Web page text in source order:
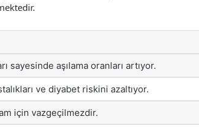
sayesinde aşılama oranları artıyor.
ve diyabet riskini azaltıyor.
için vazgeçilmezdir.